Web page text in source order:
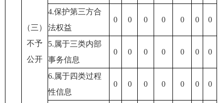
（三）
不予
公开
4.保护第三方合
法权益
0 0 0 0 0 0 0
5.属于三类内部
事务信息
0 0 0 0 0 0 0
6.属于四类过程
性信息
0 0 0 0 0 0 0